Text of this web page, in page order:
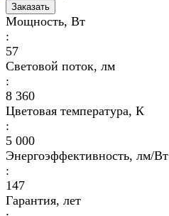
Заказать
Мощность, Вт
:
57
Световой поток, лм
:
8 360
Цветовая температура, К
:
5 000
Энергоэффективность, лм/Вт
:
147
Гарантия, лет